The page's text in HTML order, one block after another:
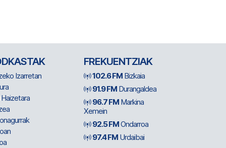
Izarretan
FREKUENTZIAK
102.6 FM Bizkaia
91.9 FM Durangaldea
96.7 FM Markina
Xemein
92.5 FMOndarroa
97.4 FM Urdaibai